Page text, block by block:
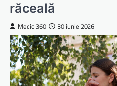
răceală
Medic 360 30 iunie 2026